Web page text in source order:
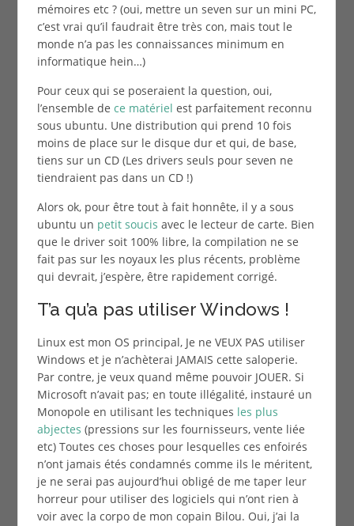
mémoires etc ? (oui, mettre un seven sur un mini PC,
c’est vrai qu’il faudrait être très con, mais tout le
monde n’a pas les connaissances minimum en
informatique hein…)
Pour ceux qui se poseraient la question, oui,
l’ensemble de ce matériel est parfaitement reconnu
sous ubuntu. Une distribution qui prend 10 fois
moins de place sur le disque dur et qui, de base,
tiens sur un CD (Les drivers seuls pour seven ne
tiendraient pas dans un CD !)
Alors ok, pour être tout à fait honnête, il y a sous
ubuntu un petit soucis avec le lecteur de carte. Bien
que le driver soit 100% libre, la compilation ne se
fait pas sur les noyaux les plus récents, problème
qui devrait, j’espère, être rapidement corrigé.
T’a qu’a pas utiliser Windows !
Linux est mon OS principal, Je ne VEUX PAS utiliser
Windows et je n’achèterai JAMAIS cette saloperie.
Par contre, je veux quand même pouvoir JOUER. Si
Microsoft n’avait pas; en toute illégalité, instauré un
Monopole en utilisant les techniques les plus
abjectes (pressions sur les fournisseurs, vente liée
etc) Toutes ces choses pour lesquelles ces enfoirés
n’ont jamais étés condamnés comme ils le méritent,
je ne serai pas aujourd’hui obligé de me taper leur
horreur pour utiliser des logiciels qui n’ont rien à
voir avec la corpo de mon copain Bilou. Oui, j’ai la